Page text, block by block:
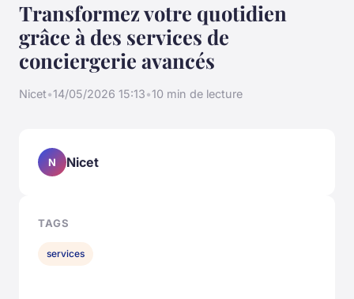
Transformez votre quotidien
grâce à des services de
conciergerie avancés
Nicet•14/05/2026 15:13•10 min de lecture
N Nicet
TAGS
services